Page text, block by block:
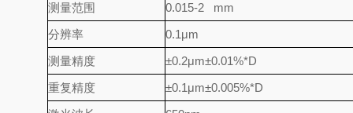
测量范围
0.015-2 mm
分辨率
0.1μm
测量精度
±0.2μm±0.01%*D
重复精度
±0.1μm±0.005%*D